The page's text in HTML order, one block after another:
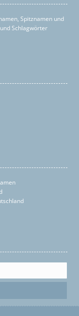
Spitznamen und
Schlagwörter